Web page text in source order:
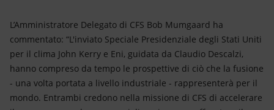
L’Amministratore Delegato di CFS Bob Mumgaard ha
commentato: “L'inviato Speciale Presidenziale degli Stati Uniti
per il clima John Kerry e Eni, guidata da Claudio Descalzi,
hanno compreso da tempo le prospettive di ciò che la fusione
- una volta portata a livello industriale - rappresenterà per il
mondo. Entrambi credono nella missione di CFS di accelerare